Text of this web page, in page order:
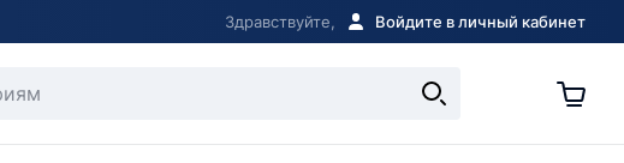
Здравствуйте, Войдите в личный кабинет